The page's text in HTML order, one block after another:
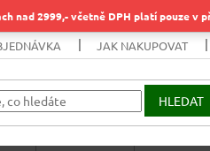
nad 2999,- včetně DPH platí pouze v
JAK NAKUPOVAT
HLEDAT